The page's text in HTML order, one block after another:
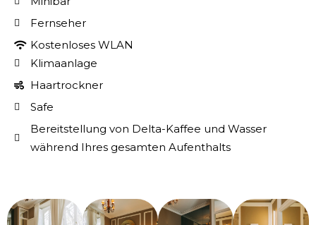
Fernseher
Kostenloses WLAN
Klimaanlage
Haartrockner
Safe
Bereitstellung von Delta-Kaffee und Wasser
während Ihres gesamten Aufenthalts